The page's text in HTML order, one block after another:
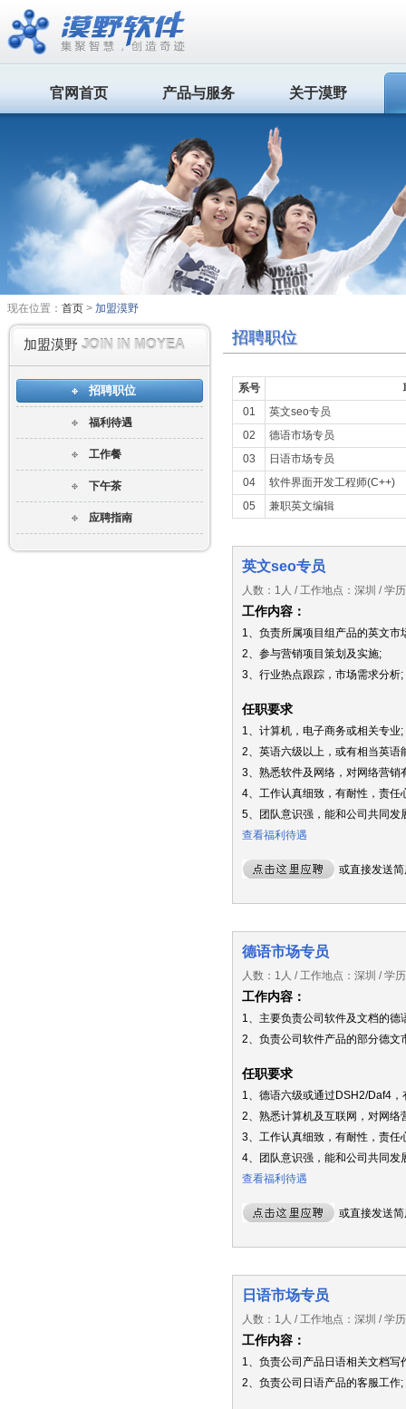
官网首页 产品与服务 关于漠野
现在位置： 首页 > 加盟漠野
招聘职位
系号
01
英文seo专员
02
德语市场专员
03
日语市场专员
04
软件界面开发工程师(C++)
05
兼职英文编辑
英文seo专员
人数：1人 / 工作地点：深圳 / 学
工作内容：
1、负责所属项目组产品的英文市
2、参与营销项目策划及实施;
3、行业热点跟踪，市场需求分析;
任职要求
1、计算机，电子商务或相关专业;
2、英语六级以上，或有相当英语
3、熟悉软件及网络，对网络营销
4、工作认真细致，有耐性，责任
5、团队意识强，能和公司共同发
查看福利待遇
或直接发送
德语市场专员
人数：1人 / 工作地点：深圳 / 学
工作内容：
1、主要负责公司软件及文档的德
2、负责公司软件产品的部分德文
任职要求
1、德语六级或通过DSH2/Daf4
2、熟悉计算机及互联网，对网络
3、工作认真细致，有耐性，责任
4、团队意识强，能和公司共同发
查看福利待遇
或直接发送
日语市场专员
人数：1人 / 工作地点：深圳 / 学
工作内容：
1、负责公司产品日语相关文档写
2、负责公司日语产品的客服工作;
加盟漠野 JOIN IN MOYEA
招聘职位
福利待遇
工作餐
下午茶
应聘指南